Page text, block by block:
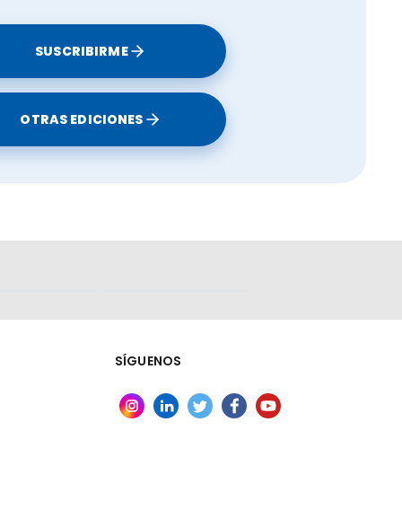
SUSCRIBIRME
OTRAS EDICIONES
SÍGUENOS